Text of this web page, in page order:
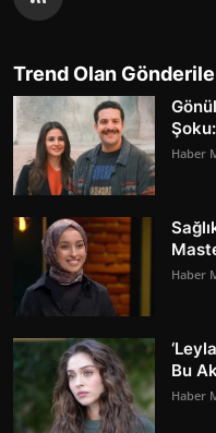
Trend Olan
Haber
Haber
Bu
Haber